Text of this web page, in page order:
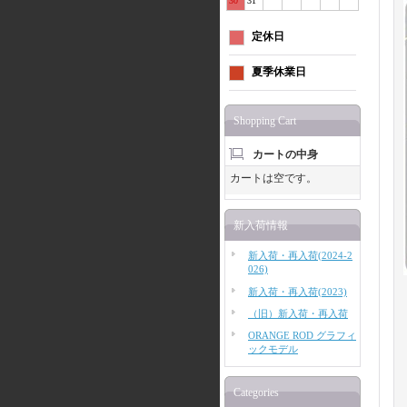
定休日
夏季休業日
Shopping Cart
カートの中身
カートは空です。
新入荷情報
新入荷・再入荷(2024-2
026)
新入荷・再入荷(2023)
（旧）新入荷・再入荷
ORANGE ROD グラフィ
ックモデル
Categories